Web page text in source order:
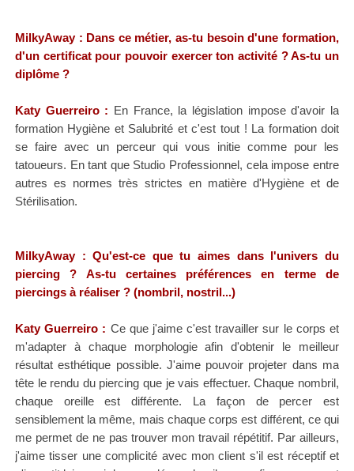
MilkyAway : Dans ce métier, as-tu besoin d'une formation,
d'un certificat pour pouvoir exercer ton activité ? As-tu un
diplôme ?
Katy Guerreiro: En France, la législation impose d'avoir la
formation Hygiène et Salubrité et c'est tout ! La formation doit
se faire avec un perceur qui vous initie comme pour les
tatoueurs. En tant que Studio Professionnel, cela impose entre
autres es normes très strictes en matière d'Hygiène et de
Stérilisation.
MilkyAway : Qu'est-ce que tu aimes dans l'univers du
piercing ? As-tu certaines préférences en terme de
piercings à réaliser ? (nombril, nostril...)
KatyGuerreiro : Ce que j'aime c'est travailler sur le corps et
m'adapter à chaque morphologie afin d'obtenir le meilleur
résultat esthétique possible. J'aime pouvoir projeter dans ma
tête le rendu du piercing que je vais effectuer. Chaque nombril,
chaque oreille est différente. La façon de percer est
sensiblement la même, mais chaque corps est différent, ce qui
me permet de ne pas trouver mon travail répétitif. Par ailleurs,
j'aime tisser une complicité avec mon client s'il est réceptif et